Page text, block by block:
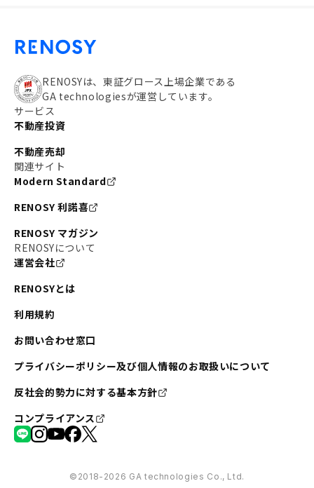
RENOSYは、東証グロース上場企業である
GA technologiesが運営しています。
サービス
不動産投資
不動産売却
関連サイト
Modern Standard
RENOSY 利諾喜
RENOSY マガジン
RENOSYについて
運営会社
RENOSYとは
利用規約
お問い合わせ窓口
プライバシーポリシー及び個人情報のお取扱いについて
反社会的勢力に対する基本方針
コンプライアンス
©︎2018-2026 GA technologies Co., Ltd.